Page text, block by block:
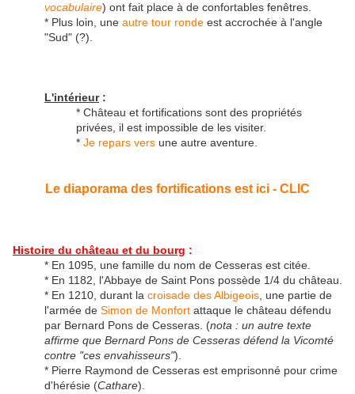
vocabulaire) ont fait place à de confortables fenêtres.
* Plus loin, une autre tour ronde est accrochée à l'angle
"Sud" (?).
L'intérieur:
* Château et fortifications sont des propriétés
privées, il est impossible de les visiter.
* Je repars vers une autre aventure.
Le diaporama des fortifications est ici - CLIC
Histoire du château et du bourg :
* En 1095, une famille du nom de Cesseras est citée.
* En 1182, l'Abbaye de Saint Pons possède 1/4 du château.
* En 1210, durant la croisade des Albigeois , une partie de
l'armée de Simon de Monfort attaque le château défendu
par Bernard Pons de Cesseras. (nota : un autre texte
affirme que Bernard Pons de Cesseras défend la Vicomté
contre "ces envahisseurs").
* Pierre Raymond de Cesseras est emprisonné pour crime
d'hérésie (Cathare).